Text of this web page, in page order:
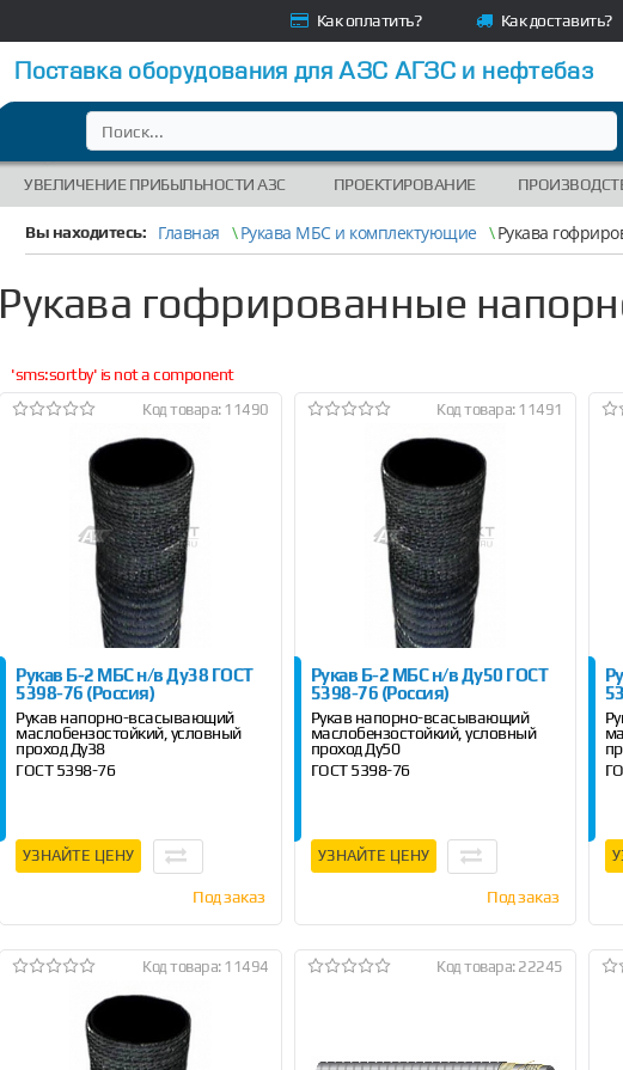
Как оплатить? Как доставить?
Поставка оборудования для АЗС АГЗС и нефтебаз
УВЕЛИЧЕНИЕ ПРИБЫЛЬНОСТИ АЗС ПРОЕКТИРОВАНИЕ
Вы находитесь: Главная \Рукава МБС и комплектующие \Рукава
Рукава гофрированные
'sms:sortby' is not a component
Код товара: 11490
Рукав Б-2 МБС н/в Ду38 ГОСТ
5398-76 (Россия)
Рукав напорно-всасывающий
маслобензостойкий, условный
проход Ду38
ГОСТ 5398-76
УЗНАЙТЕ ЦЕНУ
Под заказ
Код товара: 11491
Рукав Б-2 МБС н/в Ду50 ГОСТ
5398-76 (Россия)
Рукав напорно-всасывающий
маслобензостойкий, условный
проход Ду50
ГОСТ 5398-76
УЗНАЙТЕ ЦЕНУ
Под заказ
Код товара: 11494 Код товара: 22245